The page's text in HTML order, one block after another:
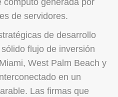
cómputo generada por
de servidores.
de desarrollo
flujo de inversión
West Palm Beach y
en un
Las firmas que